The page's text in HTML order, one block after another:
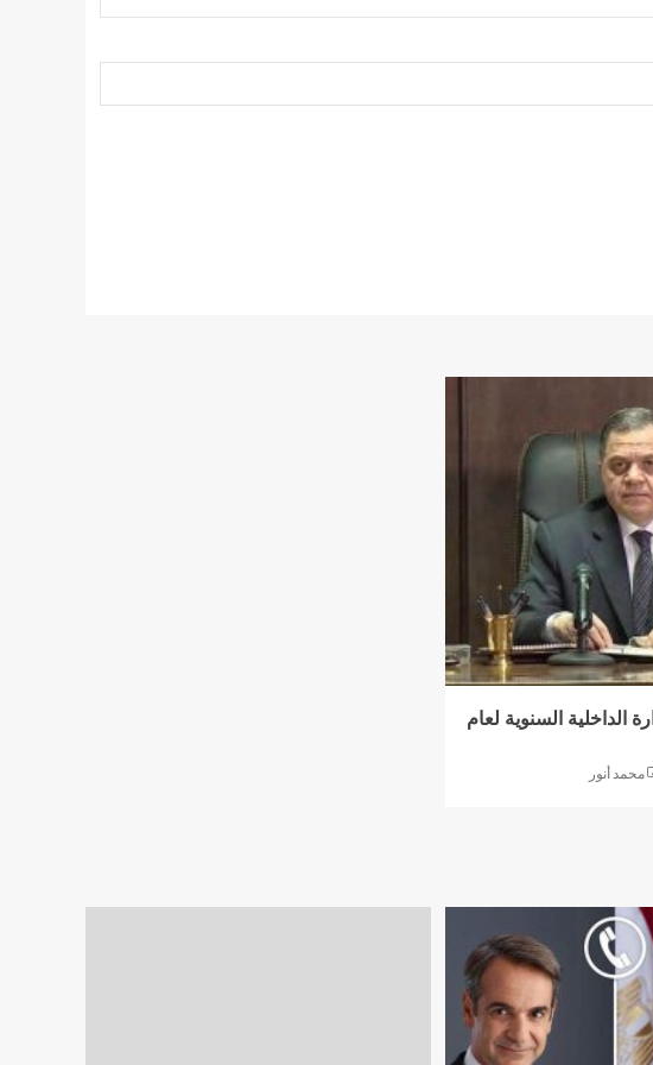
الداخلية السنوية لعام
محمد أنور